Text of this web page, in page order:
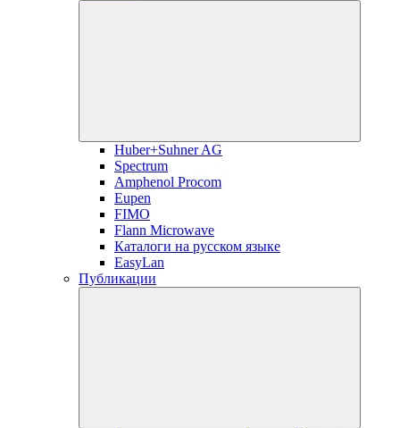
Huber+Suhner AG
Spectrum
Amphenol Procom
Eupen
FIMO
Flann Microwave
Каталоги на русском языке
EasyLan
Публикации